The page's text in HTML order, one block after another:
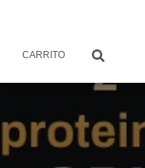
CARRITO